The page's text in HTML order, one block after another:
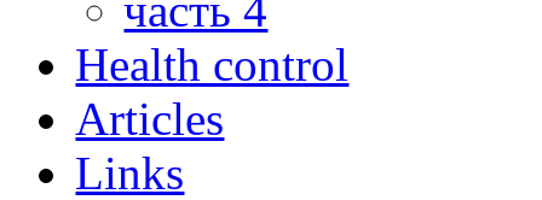
Health control
Articles
Links